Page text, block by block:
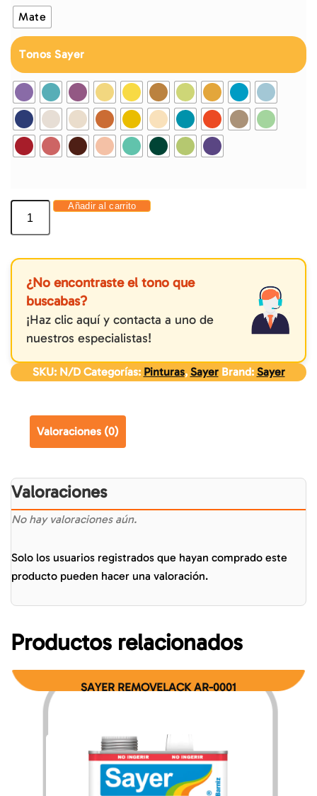
Mate
Tonos Sayer
Añadir al carrito
¿No encontraste el tono que
buscabas?
¡Haz clic aquí y contacta a uno de
nuestros especialistas!
SKU: N/D Categorías: Pinturas, Sayer Brand: Sayer
Valoraciones (0)
Valoraciones
No hay valoraciones aún.
Solo los usuarios registrados que hayan comprado este
producto pueden hacer una valoración.
Productos relacionados
SAYER REMOVELACK AR-0001